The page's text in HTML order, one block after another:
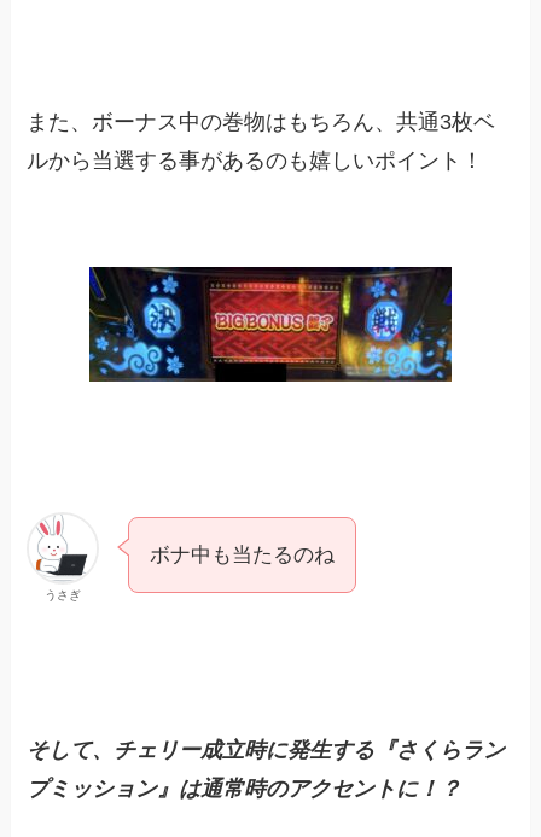
また、ボーナス中の巻物はもちろん、共通3枚ベ
ルから当選する事があるのも嬉しいポイント！
うさぎ
ボナ中も当たるのね
そして、チェリー成立時に発生する『さくらラン
プミッション』は通常時のアクセントに！？